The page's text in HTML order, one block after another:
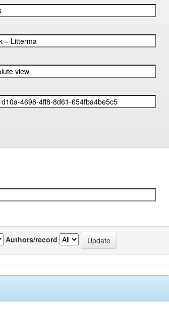
Authors/record